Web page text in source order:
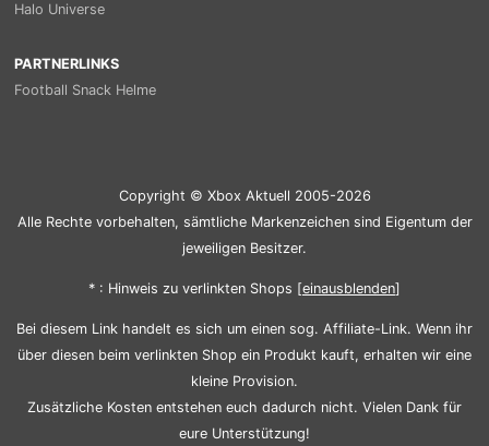
Halo Universe
PARTNERLINKS
Football Snack Helme
Copyright © Xbox Aktuell 2005-2026
Alle Rechte vorbehalten, sämtliche Markenzeichen sind Eigentum der
jeweiligen Besitzer.
* : Hinweis zu verlinkten Shops [einausblenden]
Bei diesem Link handelt es sich um einen sog. Affiliate-Link. Wenn ihr
über diesen beim verlinkten Shop ein Produkt kauft, erhalten wir eine
kleine Provision.
Zusätzliche Kosten entstehen euch dadurch nicht. Vielen Dank für
eure Unterstützung!